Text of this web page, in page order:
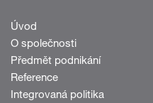
Úvod
O společnosti
Předmět podnikání
Reference
Integrovaná politika